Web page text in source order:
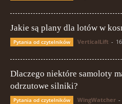
Jakie są plany dla lotów w
Pytania od czytelników VerticalLift -
Dlaczego niektóre samoloty
odrzutowe silniki?
Pytania od czytelników WingWatcher -